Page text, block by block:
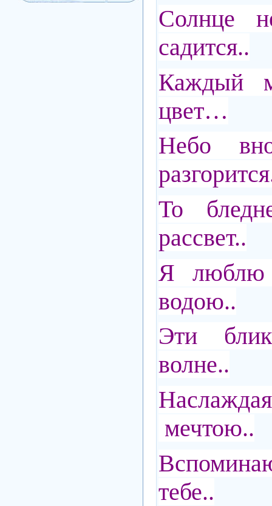
Солнце
садится..
Каждый
цвет…
Небо
То
рассвет..
Я люблю
водою..
Эти
волне..
мечтою..
тебе..